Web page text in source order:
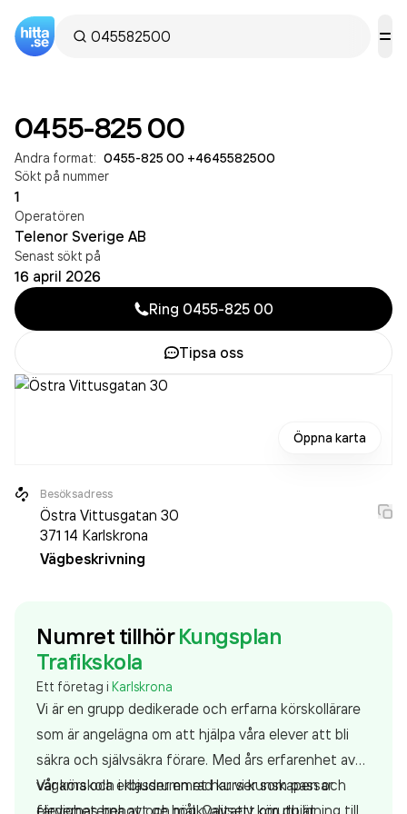
0455-825 00
Andra format: 0455-825 00 +4645582500
Sökt på nummer
1
Operatören
Telenor Sverige AB
Senast sökt på
16 april 2026
Ring 0455-825 00
Tipsa oss
Öppna karta
Besöksadress
Östra Vittusgatan 30
371 14 Karlskrona
Vägbeskrivning
Numret tillhör Kungsplan
Trafikskola
Ett företag i Karlskrona
Vi är en grupp dedikerade och erfarna körskollärare
som är angelägna om att hjälpa våra elever att bli
säkra och självsäkra förare. Med års erfarenhet av
vägarna och i klassrummet har vi kunskapen och
färdigheterna att ge högkvalitativ körutbildning till
Vår körskola erbjuder en rad kurser som passar
elevernas behov och mål. Oavsett om du är